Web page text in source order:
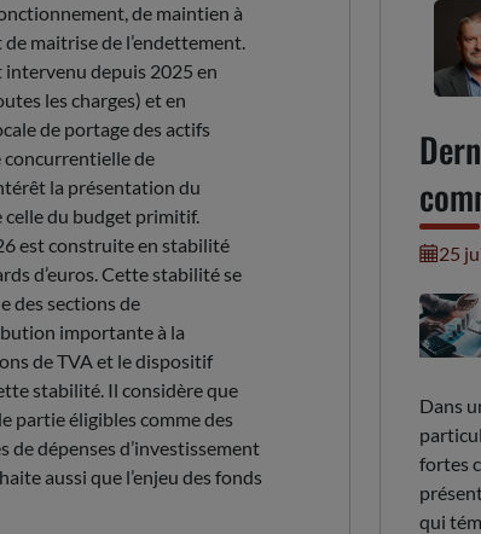
de maintien à
maitrise de l’endettement.
depuis 2025 en
les charges) et en
de portage des actifs
concurrentielle de
la présentation du
celle du budget primitif.
est construite en stabilité
d’euros. Cette stabilité se
des sections de
importante à la
de TVA et le dispositif
stabilité. Il considère que
partie éligibles comme des
de dépenses d’investissement
aussi que l’enjeu des fonds
25
Dans
fortes
qui